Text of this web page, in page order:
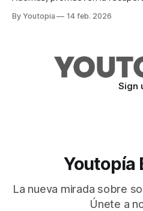
By Youtopia 14 feb. 2026
Sign
Youtopía
La nueva mirada sobre
Únete a